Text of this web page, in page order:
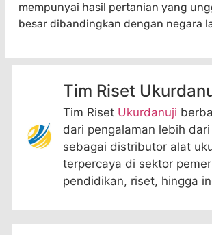
mempunyai hasil pertanian yang
besar dibandingkan dengan negara
Tim Riset
Tim Riset Ukurdanuji
dari pengalaman lebih
sebagai distributor alat
terpercaya di sektor
pendidikan, riset, hingga